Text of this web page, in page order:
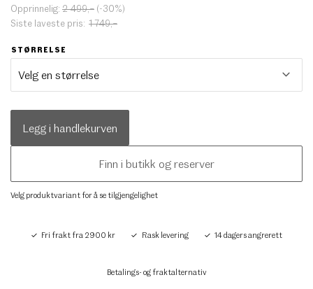
Opprinnelig: 2 499,– (-30%)
Siste laveste pris: 1 749,–
STØRRELSE
Legg i handlekurven
Finn i butikk og reserver
Velg produktvariant for å se tilgjengelighet
Fri frakt fra 2900 kr Rask levering 14 dagers angrerett
Betalings- og fraktalternativ